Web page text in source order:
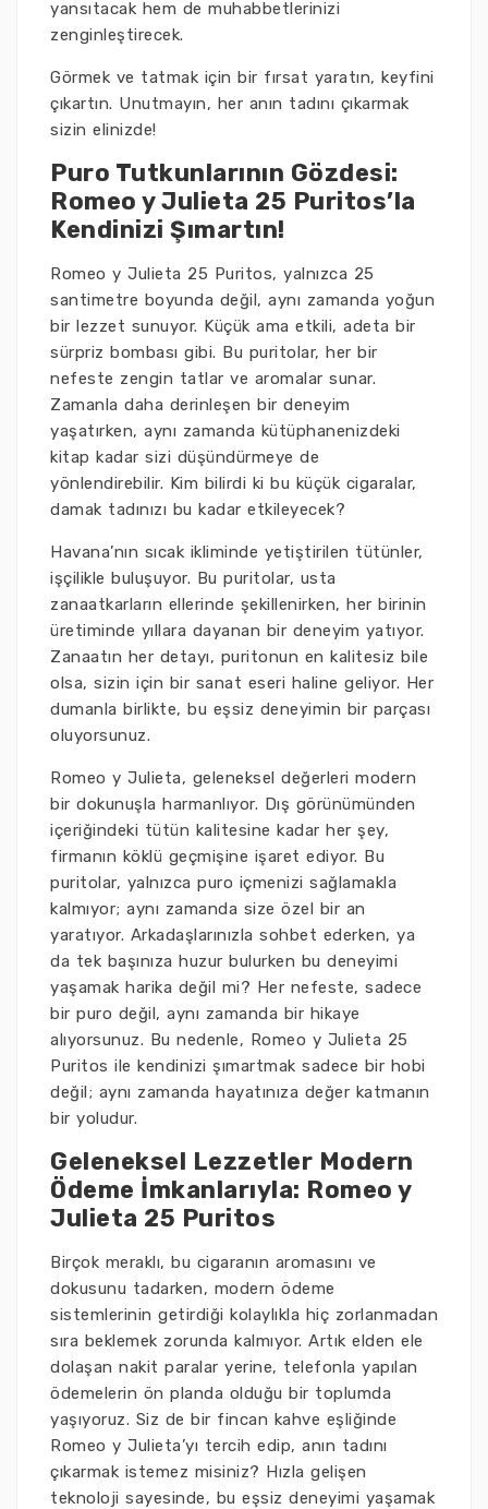
yansıtacak hem de muhabbetlerinizi
zenginleştirecek.
Görmek ve tatmak için bir fırsat yaratın, keyfini
çıkartın. Unutmayın, her anın tadını çıkarmak
sizin elinizde!
Puro Tutkunlarının Gözdesi:
Romeo y Julieta 25 Puritos’la
Kendinizi Şımartın!
Romeo y Julieta 25 Puritos, yalnızca 25
santimetre boyunda değil, aynı zamanda yoğun
bir lezzet sunuyor. Küçük ama etkili, adeta bir
sürpriz bombası gibi. Bu puritolar, her bir
nefeste zengin tatlar ve aromalar sunar.
Zamanla daha derinleşen bir deneyim
yaşatırken, aynı zamanda kütüphanenizdeki
kitap kadar sizi düşündürmeye de
yönlendirebilir. Kim bilirdi ki bu küçük cigaralar,
damak tadınızı bu kadar etkileyecek?
Havana’nın sıcak ikliminde yetiştirilen tütünler,
işçilikle buluşuyor. Bu puritolar, usta
zanaatkarların ellerinde şekillenirken, her birinin
üretiminde yıllara dayanan bir deneyim yatıyor.
Zanaatın her detayı, puritonun en kalitesiz bile
olsa, sizin için bir sanat eseri haline geliyor. Her
dumanla birlikte, bu eşsiz deneyimin bir parçası
oluyorsunuz.
Romeo y Julieta, geleneksel değerleri modern
bir dokunuşla harmanlıyor. Dış görünümünden
içeriğindeki tütün kalitesine kadar her şey,
firmanın köklü geçmişine işaret ediyor. Bu
puritolar, yalnızca puro içmenizi sağlamakla
kalmıyor; aynı zamanda size özel bir an
yaratıyor. Arkadaşlarınızla sohbet ederken, ya
da tek başınıza huzur bulurken bu deneyimi
yaşamak harika değil mi? Her nefeste, sadece
bir puro değil, aynı zamanda bir hikaye
alıyorsunuz. Bu nedenle, Romeo y Julieta 25
Puritos ile kendinizi şımartmak sadece bir hobi
değil; aynı zamanda hayatınıza değer katmanın
bir yoludur.
Geleneksel Lezzetler Modern
Ödeme İmkanlarıyla: Romeo y
Julieta 25 Puritos
Birçok meraklı, bu cigaranın aromasını ve
dokusunu tadarken, modern ödeme
sistemlerinin getirdiği kolaylıkla hiç zorlanmadan
sıra beklemek zorunda kalmıyor. Artık elden ele
dolaşan nakit paralar yerine, telefonla yapılan
ödemelerin ön planda olduğu bir toplumda
yaşıyoruz. Siz de bir fincan kahve eşliğinde
Romeo y Julieta’yı tercih edip, anın tadını
çıkarmak istemez misiniz? Hızla gelişen
teknoloji sayesinde, bu eşsiz deneyimi yaşamak